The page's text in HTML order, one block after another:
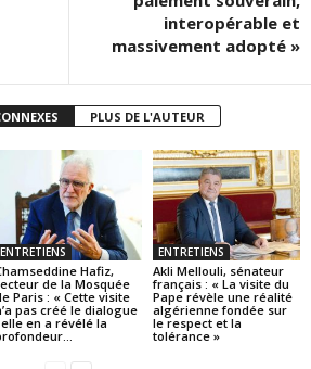
interopérable et
massivement adopté »
PLUS DE L'AUTEUR
ENTRETIENS
Hafiz,
de la Mosquée
Paris : « Cette visite
pas créé le dialogue
en a révélé la
ENTRETIENS
Akli Mellouli, sénateur
français : « La visite du
Pape révèle une réalité
algérienne fondée sur
le respect et la
tolérance »